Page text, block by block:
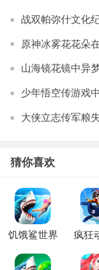
原神冰雾花花朵
猜你喜欢
饥饿鲨世界
疯狂